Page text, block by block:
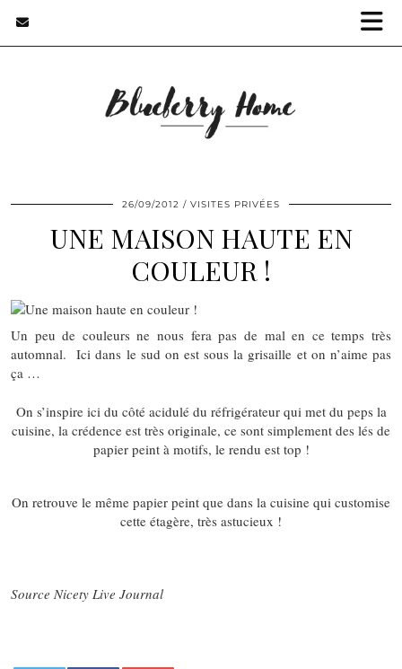
26/09/2012 VISITES PRIVÉES
UNE MAISON HAUTE EN
COULEUR !
Un peu de couleurs ne nous fera pas de mal en ce temps très
automnal. Ici dans le sud on est sous la grisaille et on n’aime pas
ça …
On s’inspire ici du côté acidulé du réfrigérateur qui met du peps la
cuisine, la crédence est très originale, ce sont simplement des lés de
papier peint à motifs, le rendu est top !
On retrouve le même papier peint que dans la cuisine qui customise
cette étagère, très astucieux !
Source Nicety Live Journal